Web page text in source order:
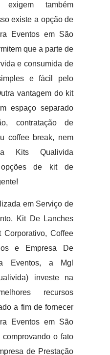
exigem também
existe a opção de
Eventos em São
que a parte de
e consumida de
e fácil pelo
vantagem do kit
espaço separado
contratação de
coffee break, nem
Kits Qualivida
opções de kit de
em Serviço de
Kit De Lanches
Corporativo, Coffee
e Empresa De
Eventos, a Mgl
investe na
recursos
a fim de fornecer
Eventos em São
o fato
de Prestação